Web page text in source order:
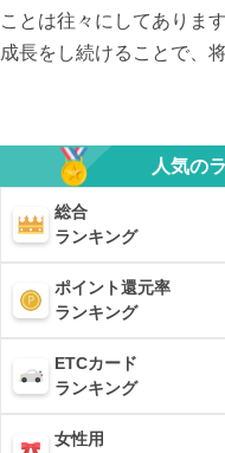
ことは往々にしてありま
成長をし続けることで、
人気の
総合
ランキング
ポイント還元率
ランキング
ETCカード
ランキング
女性用